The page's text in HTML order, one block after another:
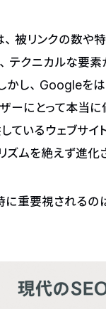
被リンクの数や
テクニカルな要
かし、Googleを
ーにとって本当
ているウェブサイ
ズムを絶えず進化
に重要視されるの